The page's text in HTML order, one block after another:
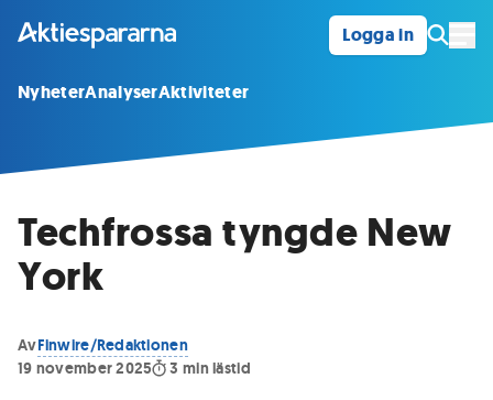
Logga in
NyheterAnalyserAktiviteter
Techfrossa tyngde New
York
AvFinwire/Redaktionen
19 november 2025
3 min lästid